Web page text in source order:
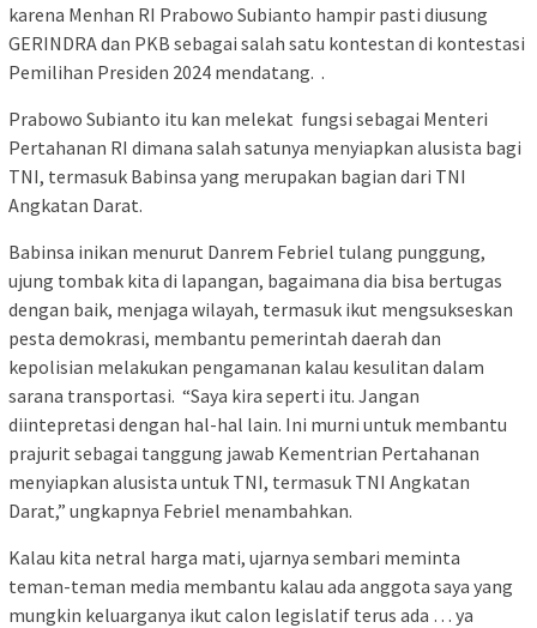
karena Menhan RI Prabowo Subianto hampir pasti diusung
GERINDRA dan PKB sebagai salah satu kontestan di kontestasi
Pemilihan Presiden 2024 mendatang. .
Prabowo Subianto itu kan melekat fungsi sebagai Menteri
Pertahanan RI dimana salah satunya menyiapkan alusista bagi
TNI, termasuk Babinsa yang merupakan bagian dari TNI
Angkatan Darat.
Babinsa inikan menurut Danrem Febriel tulang punggung,
ujung tombak kita di lapangan, bagaimana dia bisa bertugas
dengan baik, menjaga wilayah, termasuk ikut mengsukseskan
pesta demokrasi, membantu pemerintah daerah dan
kepolisian melakukan pengamanan kalau kesulitan dalam
sarana transportasi. “Saya kira seperti itu. Jangan
diintepretasi dengan hal-hal lain. Ini murni untuk membantu
prajurit sebagai tanggung jawab Kementrian Pertahanan
menyiapkan alusista untuk TNI, termasuk TNI Angkatan
Darat,” ungkapnya Febriel menambahkan.
Kalau kita netral harga mati, ujarnya sembari meminta
teman-teman media membantu kalau ada anggota saya yang
mungkin keluarganya ikut calon legislatif terus ada … ya